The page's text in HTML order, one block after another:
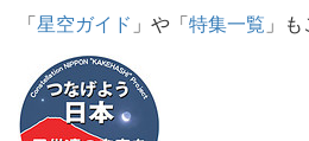
「星空ガイド 」や「特集一覧 」